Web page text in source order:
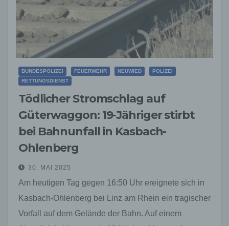
BUNDESPOLIZEI FEUERWEHR NEUWIED
POLIZEI
RETTUNGSDIENST
Tödlicher Stromschlag auf
Güterwaggon: 19-Jähriger stirbt
bei Bahnunfall in Kasbach-
Ohlenberg
30. MAI 2025
Am heutigen Tag gegen 16:50 Uhr ereignete sich in
Kasbach-Ohlenberg bei Linz am Rhein ein tragischer
Vorfall auf dem Gelände der Bahn. Auf einem